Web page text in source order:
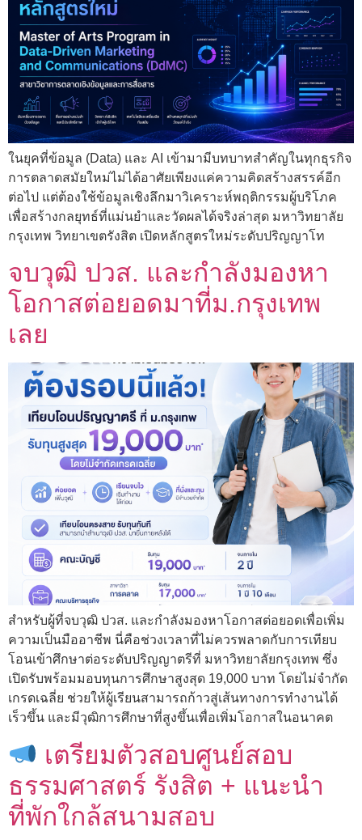
ในยุคที่ข้อมูล (Data) และ AI เข้ามามีบทบาทสำคัญในทุกธุรกิจ
การตลาดสมัยใหม่ไม่ได้อาศัยเพียงแค่ความคิดสร้างสรรค์อีก
ต่อไป แต่ต้องใช้ข้อมูลเชิงลึกมาวิเคราะห์พฤติกรรมผู้บริโภค
เพื่อสร้างกลยุทธ์ที่แม่นยำและวัดผลได้จริงล่าสุด มหาวิทยาลัย
กรุงเทพ วิทยาเขตรังสิต เปิดหลักสูตรใหม่ระดับปริญญาโท
จบวุฒิ ปวส. และกำลังมองหา
โอกาสต่อยอดมาที่ม.กรุงเทพ
เลย
สำหรับผู้ที่จบวุฒิ ปวส. และกำลังมองหาโอกาสต่อยอดเพื่อเพิ่ม
ความเป็นมืออาชีพ นี่คือช่วงเวลาที่ไม่ควรพลาดกับการเทียบ
โอนเข้าศึกษาต่อระดับปริญญาตรีที่ มหาวิทยาลัยกรุงเทพ ซึ่ง
เปิดรับพร้อมมอบทุนการศึกษาสูงสุด 19,000 บาท โดยไม่จำกัด
เกรดเฉลี่ย ช่วยให้ผู้เรียนสามารถก้าวสู่เส้นทางการทำงานได้
เร็วขึ้น และมีวุฒิการศึกษาที่สูงขึ้นเพื่อเพิ่มโอกาสในอนาคต
เตรียมตัวสอบศูนย์สอบ
ธรรมศาสตร์ รังสิต + แนะนำ
ที่พักใกล้สนามสอบ